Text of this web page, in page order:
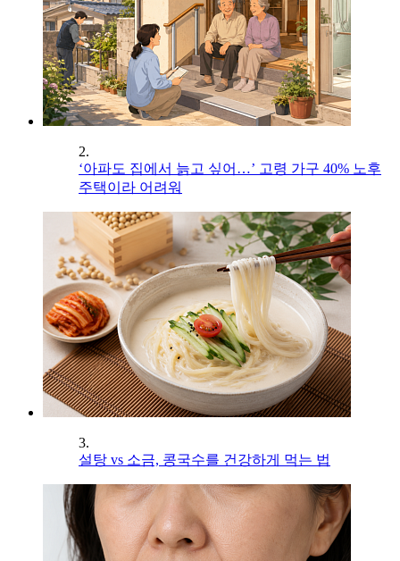
2.
‘아파도 집에서 늙고 싶어…’ 고령 가구 40% 노후
주택이라 어려워
3.
설탕 vs 소금, 콩국수를 건강하게 먹는 법